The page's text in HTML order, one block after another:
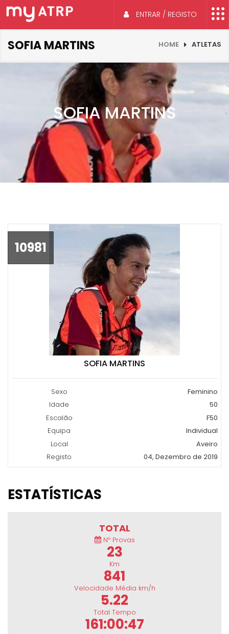
ENTRAR / REGISTO
SOFIA MARTINS HOME ATLETAS
SOFIA MARTINS
10981
SOFIA MARTINS
Sexo
Feminino
Idade
50
Escalão
F50
Equipa
Individual
Local
Aveiro
Registo
04, Dezembro de 2019
ESTATÍSTICAS
TOTAL
Nº Provas
23
Km
841
Velocidade Média km/h
5.22
Total Tempo
161:00:47